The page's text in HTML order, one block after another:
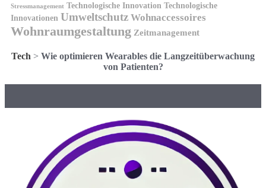
Stressmanagement Technologische Innovation Technologische
Innovationen Umweltschutz Wohnaccessoires
Wohnraumgestaltung Zeitmanagement
Tech > Wie optimieren Wearables die Langzeitüberwachung
von Patienten?